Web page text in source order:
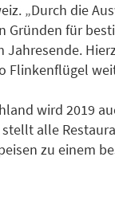
„Durch die
Gründen für
Flinkenflügel
wird 2019
alle
zu einem